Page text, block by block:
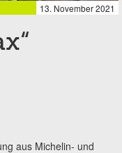
13. November 2021
aus Michelin- und